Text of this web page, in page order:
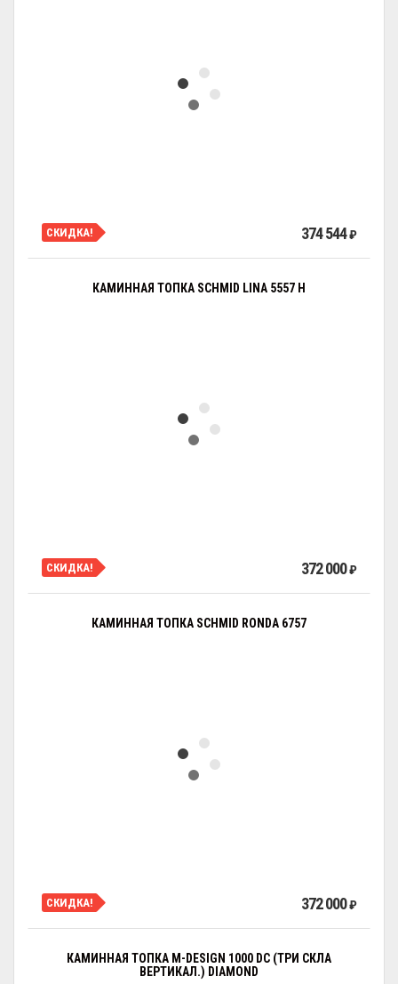
СКИДКА! 374 544₽
КАМИННАЯ ТОПКА SCHMID LINA 5557 H
СКИДКА! 372 000₽
КАМИННАЯ ТОПКА SCHMID RONDA 6757
СКИДКА! 372 000₽
КАМИННАЯ ТОПКА M-DESIGN 1000 DC (ТРИ СКЛА
ВЕРТИКАЛ.) DIAMOND